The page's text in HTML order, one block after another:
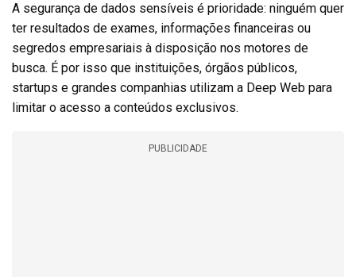
A segurança de dados sensíveis é prioridade: ninguém quer
ter resultados de exames, informações financeiras ou
segredos empresariais à disposição nos motores de
busca. É por isso que instituições, órgãos públicos,
startups e grandes companhias utilizam a Deep Web para
limitar o acesso a conteúdos exclusivos.
PUBLICIDADE